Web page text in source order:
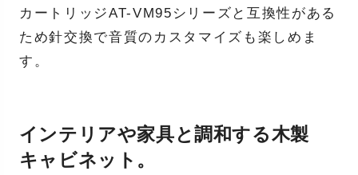
カートリッジAT-VM95シリーズと互換性がある
ため針交換で音質のカスタマイズも楽しめま
す。
インテリアや家具と調和する⽊製
キャビネット。